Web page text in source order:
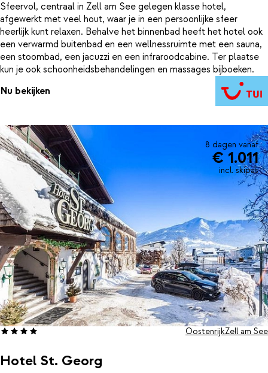
Sfeervol, centraal in Zell am See gelegen klasse hotel,
afgewerkt met veel hout, waar je in een persoonlijke sfeer
heerlijk kunt relaxen. Behalve het binnenbad heeft het hotel ook
een verwarmd buitenbad en een wellnessruimte met een sauna,
een stoombad, een jacuzzi en een infraroodcabine. Ter plaatse
kun je ook schoonheidsbehandelingen en massages bijboeken.
Nu bekijken
8 dagen vanaf
€ 1.011
incl. skipas
Hotel St. Georg
OostenrijkZell am See